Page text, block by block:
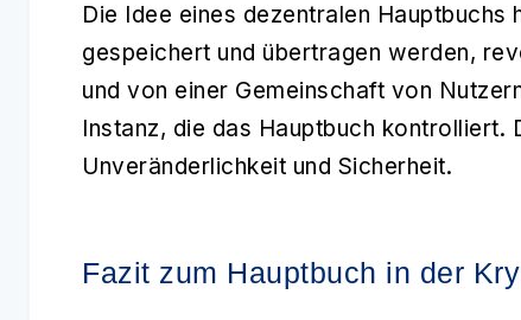
Die Idee eines dezentralen Hauptbuchs
gespeichert und übertragen werden,
und von einer Gemeinschaft von
Instanz, die das Hauptbuch
Unveränderlichkeit und Sicherheit.
Fazit zum Hauptbuch in der